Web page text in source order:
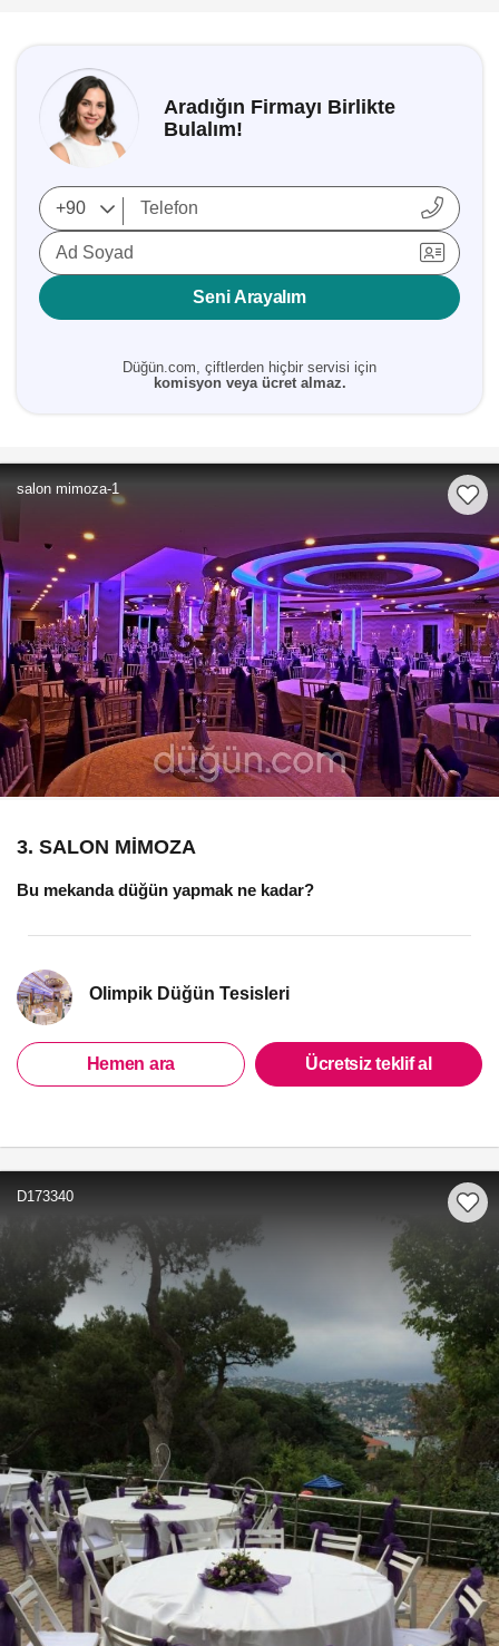
Aradığın Firmayı Birlikte
Bulalım!
Ad Soyad
Seni Arayalım
Düğün.com, çiftlerden hiçbir servisi için
komisyon veya ücret almaz.
salon mimoza-1
3. SALON MİMOZA
Bu mekanda düğün yapmak ne kadar?
Olimpik Düğün Tesisleri
Hemen ara Ücretsiz teklif al
D173340